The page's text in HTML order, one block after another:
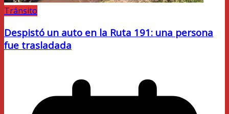
Tránsito
Despistó un auto en la Ruta 191: una persona
fue trasladada